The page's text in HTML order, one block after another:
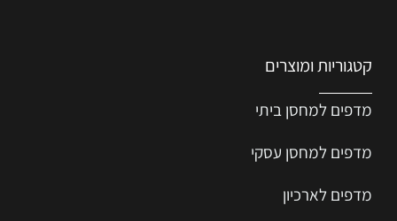
קטגוריות ומוצרים
מדפים למחסן ביתי
מדפים למחסן עסקי
מדפים לארכיון